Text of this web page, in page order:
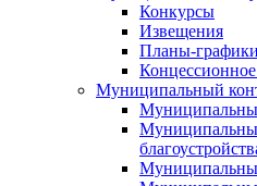
Конкурсы
Извещения
Планы-
Муниципальный